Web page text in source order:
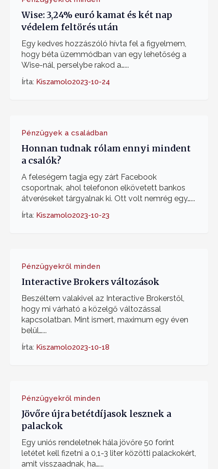
Wise: 3,24% euró kamat és két nap
védelem feltörés után
Egy kedves hozzászóló hívta fel a figyelmem,
hogy béta üzemmódban van egy lehetőség a
Wise-nál, perselybe rakod a…...
Írta: Kiszamolo2023-10-24
Pénzügyek a családban
Honnan tudnak rólam ennyi mindent
a csalók?
A feleségem tagja egy zárt Facebook
csoportnak, ahol telefonon elkövetett bankos
átveréseket tárgyalnak ki. Ott volt nemrég egy…...
Írta: Kiszamolo2023-10-23
Pénzügyekről minden
Interactive Brokers változások
Beszéltem valakivel az Interactive Brokerstől,
hogy mi várható a közelgő változással
kapcsolatban. Mint ismert, maximum egy éven
belül…...
Írta: Kiszamolo2023-10-18
Pénzügyekről minden
Jövőre újra betétdíjasok lesznek a
palackok
Egy uniós rendeletnek hála jövőre 50 forint
letétet kell fizetni a 0,1-3 liter közötti palackokért,
amit visszaadnak, ha…...